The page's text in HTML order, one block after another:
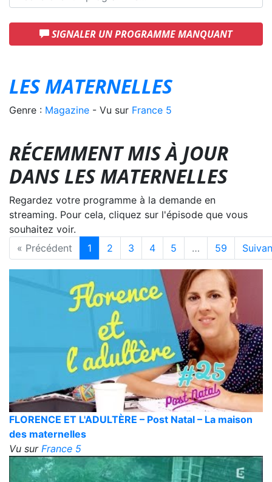
SIGNALER UN PROGRAMME MANQUANT
LES MATERNELLES
Genre : Magazine - Vu sur France 5
RÉCEMMENT MIS À JOUR
DANS LES MATERNELLES
Regardez votre programme à la demande en
streaming. Pour cela, cliquez sur l'épisode que vous
souhaitez voir.
« Précédent
1 2 3 4 5 … 59
FLORENCE ET L'ADULTÈRE – Post Natal – La maison
des maternelles
Vu sur France 5